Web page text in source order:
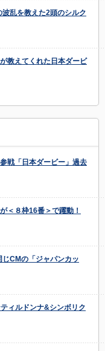
乱を教えた2頭のシルク
教えてくれた日本ダービ
戦「日本ダービー」過去
＜８枠16番＞で躍動！
CMの「ジャパンカッ
ィルドンナ&シンボリク